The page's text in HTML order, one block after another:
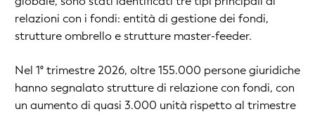
relazioni con i fondi: entità di gestione dei fondi,
strutture ombrello e strutture master-feeder.
Nel 1° trimestre 2026, oltre 155.000 persone giuridiche
hanno segnalato strutture di relazione con fondi, con
un aumento di quasi 3.000 unità rispetto al trimestre